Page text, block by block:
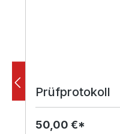
Prüfprotokoll
50,00 €*